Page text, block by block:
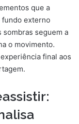
que a
fundo externo
sombras seguem a
o movimento.
final aos